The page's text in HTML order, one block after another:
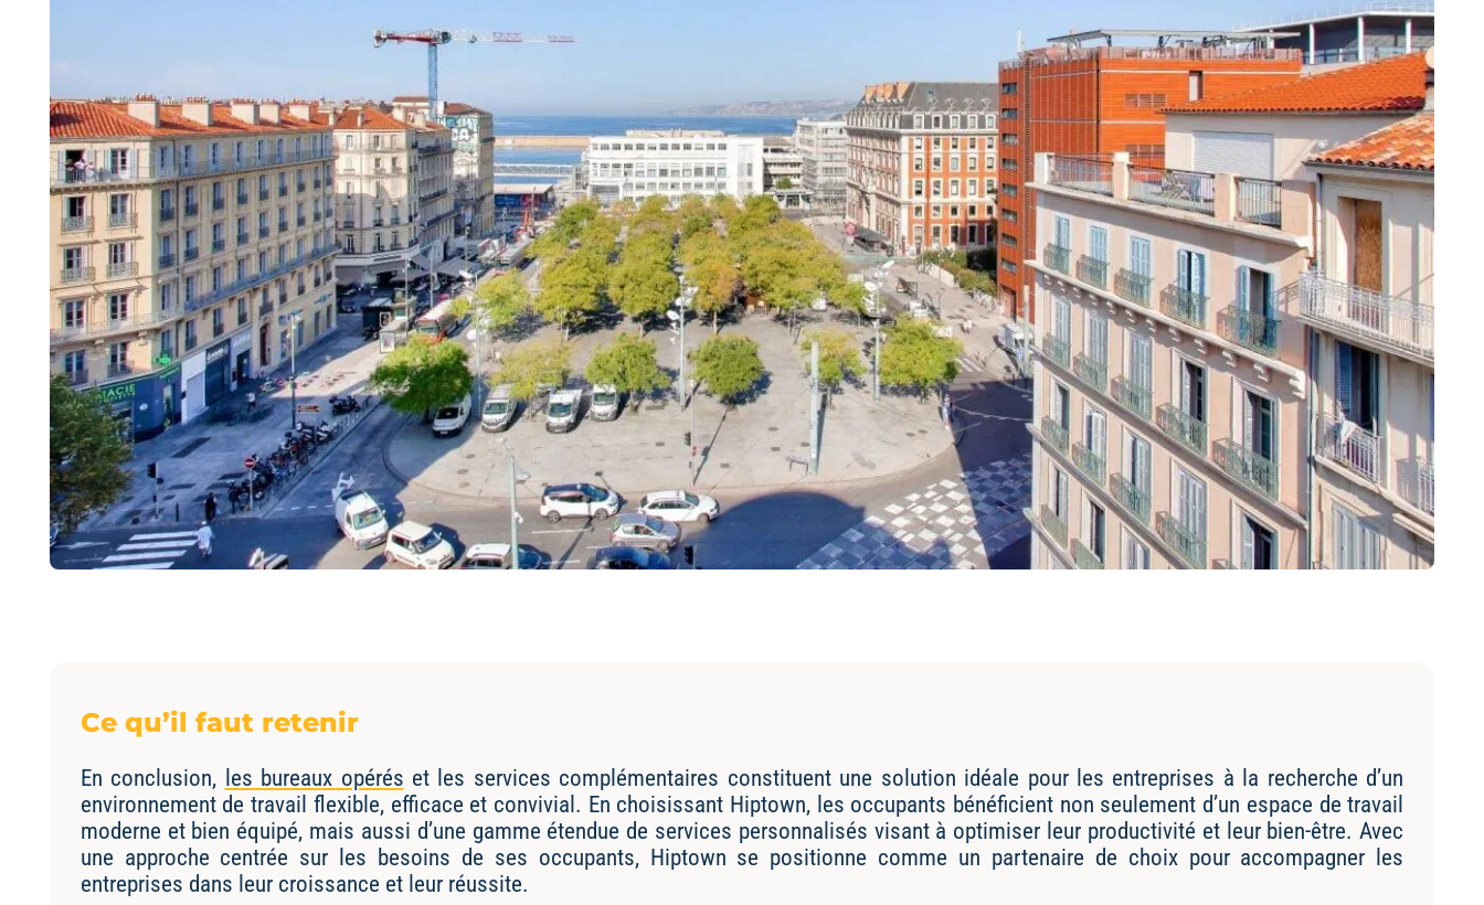
Ce qu’il faut retenir
En conclusion, les bureaux opérés et les services complémentaires constituent une solution idéale pour les entreprises à la recherche d’un
environnement de travail flexible, efficace et convivial. En choisissant Hiptown, les occupants bénéficient non seulement d’un espace de travail
moderne et bien équipé, mais aussi d’une gamme étendue de services personnalisés visant à optimiser leur productivité et leur bien-être. Avec
une approche centrée sur les besoins de ses occupants, Hiptown se positionne comme un partenaire de choix pour accompagner les
entreprises dans leur croissance et leur réussite.